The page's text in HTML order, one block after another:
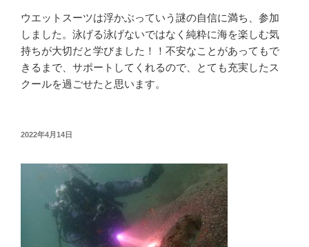
ウエットスーツは浮かぶっていう謎の自信に満ち、参加
しました。泳げる泳げないではなく純粋に海を楽しむ気
持ちが大切だと学びました！！不安なことがあってもで
きるまで、サポートしてくれるので、とても充実したス
クールを過ごせたと思います。
投
2022年4月14日